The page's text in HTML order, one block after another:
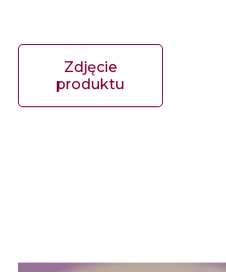
Zdjęcie
produktu